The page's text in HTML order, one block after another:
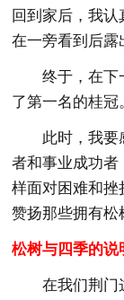
回到家后，我
在一旁看到后露
终于，在下
了第一名的桂冠
此时，我要
者和事业成功者
样面对困难和
赞扬那些拥有松
松树与四季的说
在我们荆门